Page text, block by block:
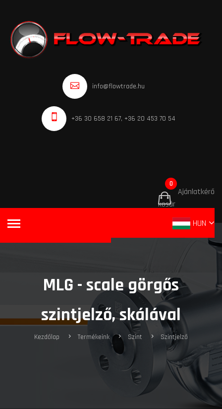
info@flowtrade.hu
+36 30 658 21 67, +36 20 453 70 54
Ajánlatkérő
kosár
0
HUN
MLG - scale görgős
szintjelző, skálával
Kezdőlap Termékeink Szint Szintjelző